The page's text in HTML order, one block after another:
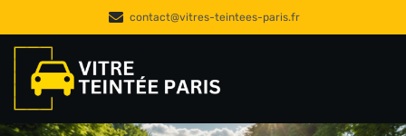
contact@vitres-teintees-paris.fr